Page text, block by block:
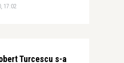
17:02
Turcescu s-a